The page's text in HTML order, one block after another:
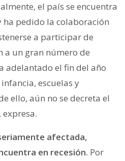
el país se encuentra
ha pedido la colaboración
a participar de
a un gran número de
adelantado el fin del año
escuelas y
ello, aún no se decreta el
expresa.
afectada,
en recesión. Por